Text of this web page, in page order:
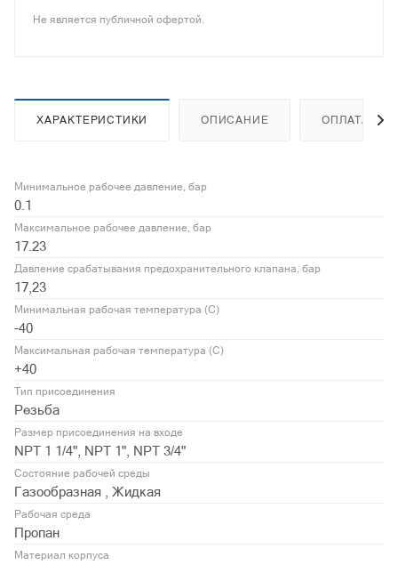
Не является публичной офертой.
ХАРАКТЕРИСТИКИ ОПИСАНИЕ ОПЛАТА
Минимальное рабочее давление, бар
0.1
Максимальное рабочее давление, бар
17.23
Давление срабатывания предохранительного клапана, бар
17,23
Минимальная рабочая температура (С)
-40
Максимальная рабочая температура (С)
+40
Тип присоединения
Резьба
Размер присоединения на входе
NPT 1 1/4", NPT 1", NPT 3/4"
Состояние рабочей среды
Газообразная , Жидкая
Рабочая среда
Пропан
Материал корпуса